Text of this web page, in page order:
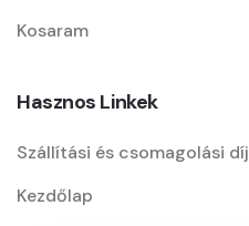
Kosaram
Hasznos Linkek
Szállítási és csomagolási díj
Kezdőlap